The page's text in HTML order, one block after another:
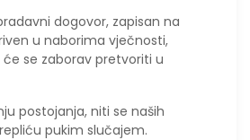
dogovor, zapisan na
u naborima vječnosti,
se zaborav pretvoriti u
postojanja, niti se naših
pukim slučajem.